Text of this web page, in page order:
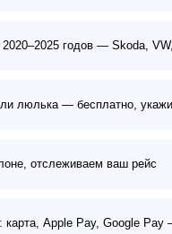
годов — Skoda,
люлька — бесплатно,
отслеживаем ваш рейс
Apple Pay, Google Pay